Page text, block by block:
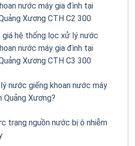
nước máy gia đình tại
Xương CTH C2 300
giá hệ thống lọc xử lý nước
nước máy gia đình tại
Xương CTH C3 300
nước giếng khoan nước máy
Quảng Xương?
trạng nguồn nước bị ô nhiễm